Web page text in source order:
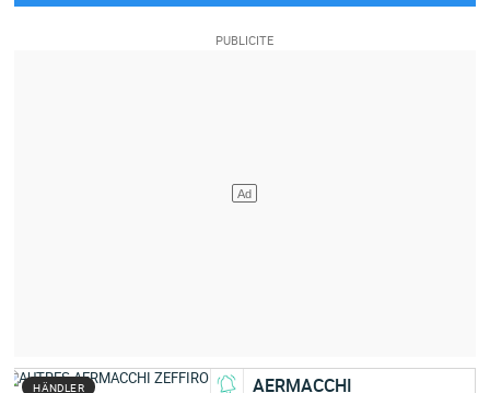
HÄNDLER AERMACCHI